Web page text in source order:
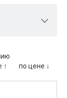
↑ по цене ↓